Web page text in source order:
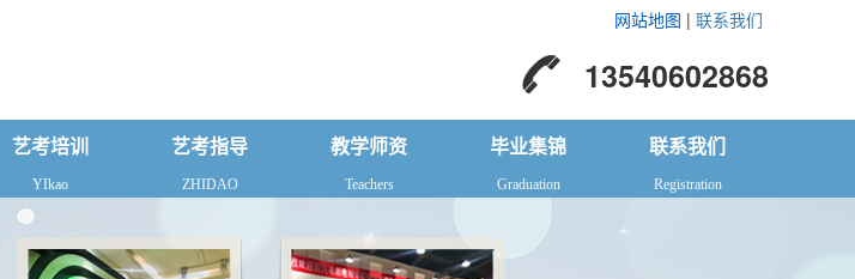
网站地图 | 联系我们
13540602868
艺考培训
YIkao
艺考指导
ZHIDAO
教学师资
Teachers
毕业集锦
Graduation
联系我们
Registration